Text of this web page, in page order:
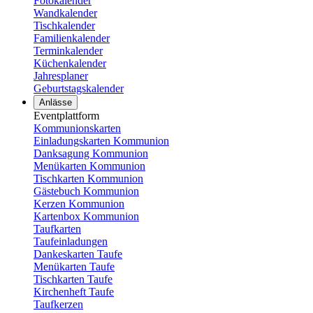
Wandkalender
Tischkalender
Familienkalender
Terminkalender
Küchenkalender
Jahresplaner
Geburtstagskalender
Anlässe
Eventplattform
Kommunionskarten
Einladungskarten Kommunion
Danksagung Kommunion
Menükarten Kommunion
Tischkarten Kommunion
Gästebuch Kommunion
Kerzen Kommunion
Kartenbox Kommunion
Taufkarten
Taufeinladungen
Dankeskarten Taufe
Menükarten Taufe
Tischkarten Taufe
Kirchenheft Taufe
Taufkerzen